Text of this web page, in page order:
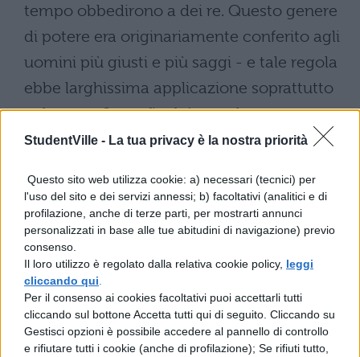
StudentVille - La tua privacy è la nostra priorità
Questo sito web utilizza cookie: a) necessari (tecnici) per
l'uso del sito e dei servizi annessi; b) facoltativi (analitici e di
profilazione, anche di terze parti, per mostrarti annunci
personalizzati in base alle tue abitudini di navigazione) previo
consenso.
Il loro utilizzo è regolato dalla relativa cookie policy, leggi
cliccando qui
Per il consenso ai cookies facoltativi puoi accettarli tutti
cliccando sul bottone Accetta tutti qui di seguito. Cliccando su
Gestisci opzioni è possibile accedere al pannello di controllo
e rifiutare tutti i cookie (anche di profilazione); Se rifiuti tutto,
tempo obbedirono a dei re. Questo genere
di potere era originariamente conferito agli
uomini più giusti e più saggi - e tale regola
ebbe larghissima applicazione soprattutto
nel nostro Stato, finché esso fu governato
dalla potestà regia -, e dopo si trasferiva di
ancora oggi resta valido per coloro che
regnano. Quelli poi, cui non andò più a
genio la potestà regia, non dico che non
vollero obbedire più a nessuno, ma
piuttosto non sempre obbedirono ad un
solo individuo. Infine, poiché noi diamo
leggi a dei popoli liberi, e già ho espresso il